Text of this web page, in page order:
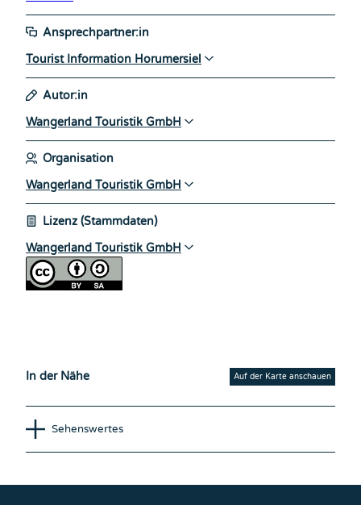
Ansprechpartner:in
Tourist Information Horumersiel
Autor:in
Wangerland Touristik GmbH
Organisation
Wangerland Touristik GmbH
Lizenz (Stammdaten)
Wangerland Touristik GmbH
In der Nähe Auf der Karte anschauen
Sehenswertes